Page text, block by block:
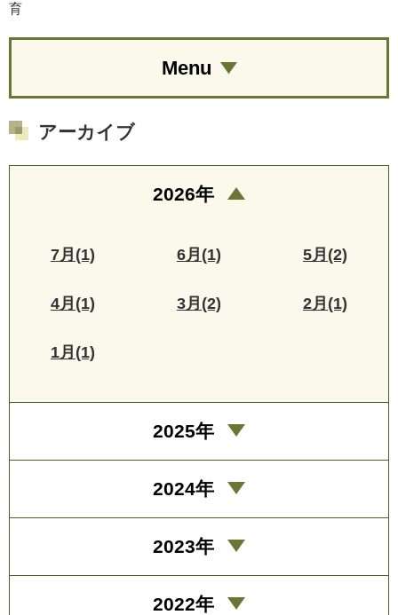
育
Menu
アーカイブ
2026年
7月(1) 6月(1) 5月(2)
4月(1) 3月(2) 2月(1)
1月(1)
2025年
2024年
2023年
2022年